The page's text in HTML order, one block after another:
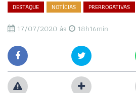
DESTAQUE NOTÍCIAS PRERROGATIVAS
17/07/2020 às 18h16min